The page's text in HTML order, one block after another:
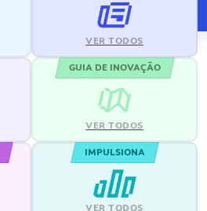
VER TODOS
GUIA DE INOVAÇÃO
VER TODOS
IMPULSIONA
VER TODOS